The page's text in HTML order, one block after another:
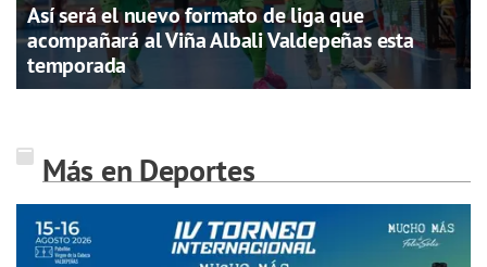
Así será el nuevo formato de liga que
acompañará al Viña Albali Valdepeñas esta
temporada
Más en Deportes